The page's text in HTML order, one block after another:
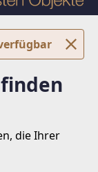
die Ihrer